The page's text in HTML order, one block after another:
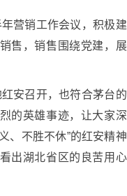
营销工作会议，积极建
售，销售围绕党建，展
安召开，也符合茅台的
的英雄事迹，让大家深
、不胜不休”的红安精神
出湖北省区的良苦用心